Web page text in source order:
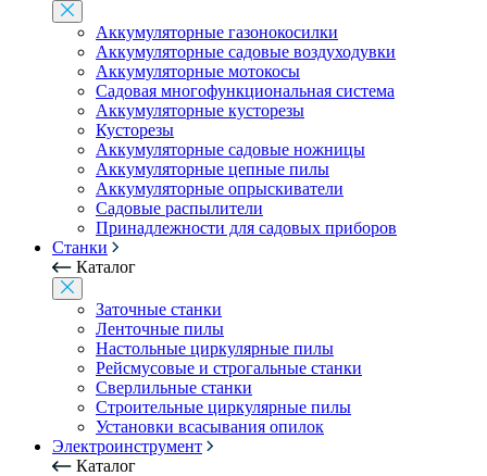
Аккумуляторные газонокосилки
Аккумуляторные садовые воздуходувки
Аккумуляторные мотокосы
Садовая многофункциональная система
Аккумуляторные кусторезы
Кусторезы
Аккумуляторные садовые ножницы
Аккумуляторные цепные пилы
Аккумуляторные опрыскиватели
Садовые распылители
Принадлежности для садовых приборов
Станки
Каталог
Заточные станки
Ленточные пилы
Настольные циркулярные пилы
Рейсмусовые и строгальные станки
Сверлильные станки
Строительные циркулярные пилы
Установки всасывания опилок
Электроинструмент
Каталог